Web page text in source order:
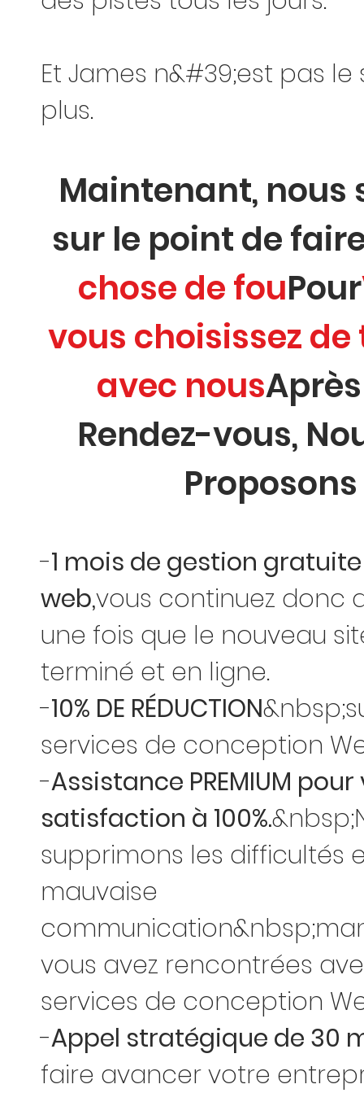
Et James n&#39;est pas le
plus.
Maintenant, nous
sur le point de
chose de fouPour
vous choisissez
avec nous
Rendez-vous,
Proposons
-1 mois de gestion
web,vous continuez donc
une fois que le nouveau
terminé et en ligne.
-10% DE RÉDUCTION
services de conception
-Assistance PREMIUM
satisfaction à 100%.
supprimons les difficultés
mauvaise
vous avez rencontrées
services de conception
-Appel stratégique de 30
faire avancer votre